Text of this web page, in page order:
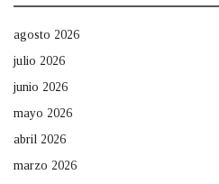
agosto 2026
julio 2026
junio 2026
mayo 2026
abril 2026
marzo 2026